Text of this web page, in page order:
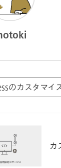
のカスタマイ
カ